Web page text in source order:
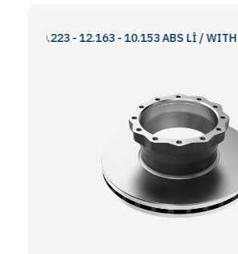
- 12.163 - 10.153 ABS Lİ / WITH ABS